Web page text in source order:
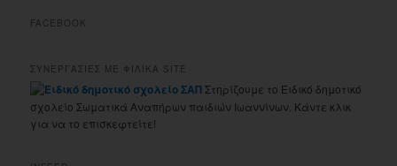
FACEBOOK
ΣΥΝΕΡΓΑΣΙΕΣ ΜΕ ΦΙΛΙΚΑ SITE
Στηρίζουμε το Ειδικό δημοτικό
σχολείο Σωματικά Αναπήρων παιδιών Ιωαννίνων. Κάντε κλικ
για να το επισκεφτείτε!